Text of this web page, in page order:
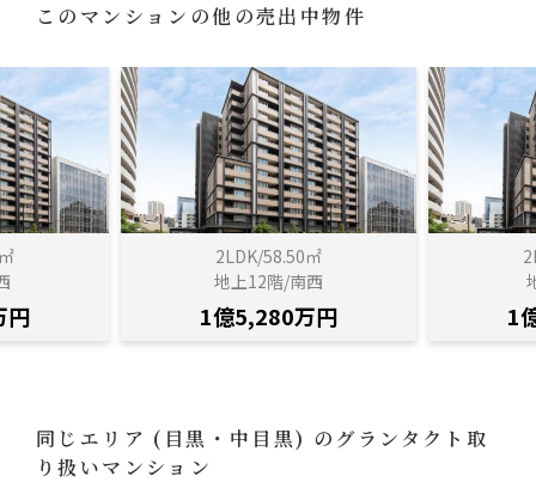
このマンションの他の売出中物件
円
2LDK/58.50㎡
地上12階/南西
1億5,280万円 1
同じエリア (目黒・中目黒) のグランタクト取
り扱いマンション